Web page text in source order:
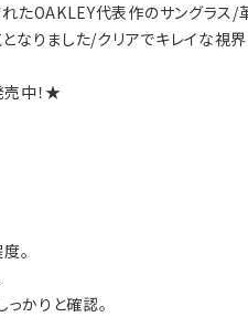
OAKLEY代表作のサングラス/
なりました/クリアでキレイな視
売中！★
。
っかりと確認。